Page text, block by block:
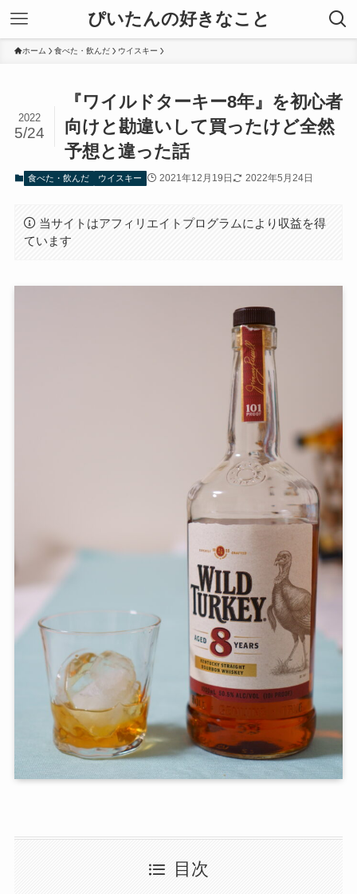
ぴいたんの好きなこと
ホーム 食べた・飲んだ ウイスキー
『ワイルドターキー8年』を初心者
向けと勘違いして買ったけど全然
予想と違った話
2022
5/24
食べた・飲んだ ウイスキー 2021年12月19日 2022年5月24日
当サイトはアフィリエイトプログラムにより収益を得
ています
目次